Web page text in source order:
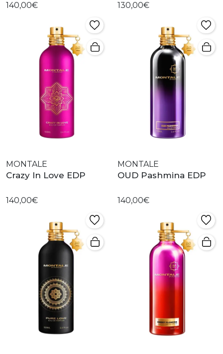
140,00€ 130,00€
MONTALE
Crazy In Love EDP
140,00€
MONTALE
OUD Pashmina EDP
140,00€